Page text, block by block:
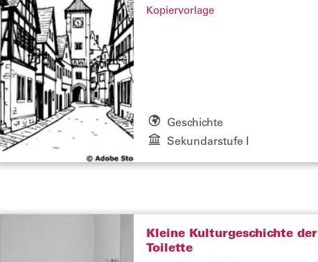
Kopiervorlage
Geschichte
Sekundarstufe I
Kleine Kulturgeschichte der
Toilette